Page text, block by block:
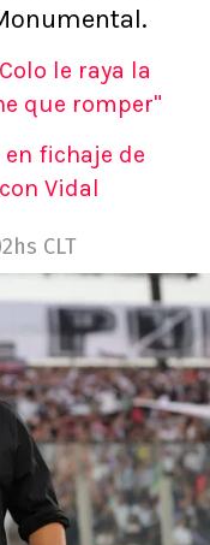
le raya la
que romper"
en fichaje de
Vidal
CLT